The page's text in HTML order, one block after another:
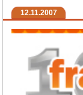
12.11.2007